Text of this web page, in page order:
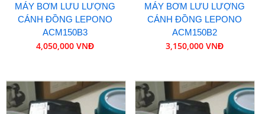
MÁY BƠM LƯU LƯỢNG
CÁNH ĐỒNG LEPONO
ACM150B3
4,050,000 VNĐ
MÁY BƠM LƯU LƯỢNG
CÁNH ĐỒNG LEPONO
ACM150B2
3,150,000 VNĐ